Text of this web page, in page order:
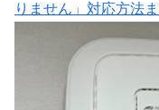
りません」対応方法